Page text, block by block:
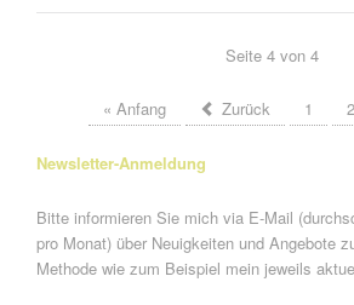
Seite 4 von 4
« Anfang Zurück 1 2
Newsletter-Anmeldung
Bitte informieren Sie mich via E-Mail
pro Monat) über Neuigkeiten und Angebote
Methode wie zum Beispiel mein jeweils